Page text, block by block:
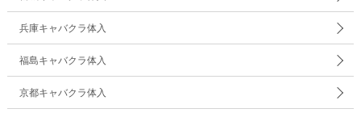
兵庫キャバクラ体入
福島キャバクラ体入
京都キャバクラ体入